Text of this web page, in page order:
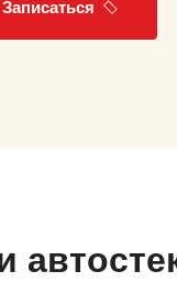
Записаться